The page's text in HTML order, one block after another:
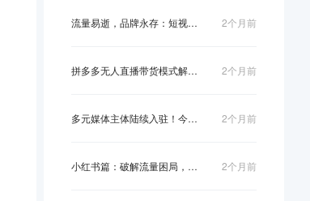
流量易逝，品牌永存：短视频营销如何从“收... 2个月前
拼多多无人直播带货模式解析：技术驱动下的... 2个月前
多元媒体主体陆续入驻！今日头条构建权威资... 2个月前
小红书篇：破解流量困局，精准优化让你的笔... 2个月前